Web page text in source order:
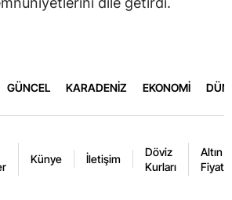
GÜNCEL KARADENİZ EKONOMİ
Künye İletişim
Döviz
Kurları
Altın